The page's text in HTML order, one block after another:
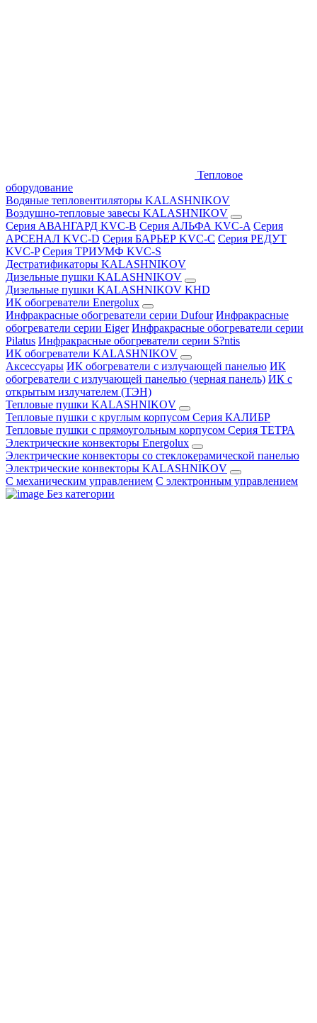
Тепловое
оборудование
Водяные тепловентиляторы KALASHNIKOV
Воздушно-тепловые завесы KALASHNIKOV
Серия АВАНГАРД KVC-B Серия АЛЬФА KVC-A Серия
АРСЕНАЛ KVC-D Серия БАРЬЕР KVC-C Серия РЕДУТ
KVC-P Серия ТРИУМФ KVC-S
Дестратификаторы KALASHNIKOV
Дизельные пушки KALASHNIKOV
Дизельные пушки KALASHNIKOV KHD
ИК обогреватели Energolux
Инфракрасные обогреватели серии Dufour Инфракрасные
обогреватели серии Eiger Инфракрасные обогреватели серии
Pilatus Инфракрасные обогреватели серии S?ntis
ИК обогреватели KALASHNIKOV
Аксессуары ИК обогреватели с излучающей панелью ИК
обогреватели с излучающей панелью (черная панель) ИК с
открытым излучателем (ТЭН)
Тепловые пушки KALASHNIKOV
Тепловые пушки с круглым корпусом Серия КАЛИБР
Тепловые пушки с прямоугольным корпусом Серия ТЕТРА
Электрические конвекторы Energolux
Электрические конвекторы со стеклокерамической панелью
Электрические конвекторы KALASHNIKOV
С механическим управлением С электронным управлением
Без категории